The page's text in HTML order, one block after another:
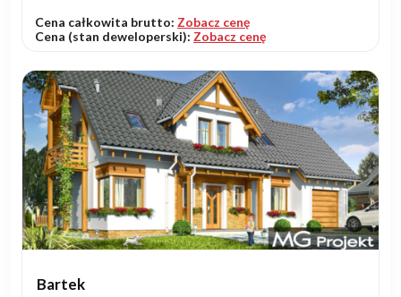
Cena całkowita brutto: Zobacz cenę
Cena (stan deweloperski): Zobacz cenę
Bartek